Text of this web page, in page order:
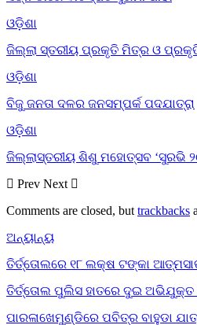
ଓଡ଼ିଶା
ଜିଲ୍ଲା ସ୍ତରୀୟ ପ୍ରକୃତି ମିତ୍ର ଓ
ଓଡ଼ିଶା
ବିଜୁ ଜନତା ଦଳର ଜନସମ୍ପର୍କ ପଦଯାତ୍ରା
ଓଡ଼ିଶା
ଜିଲ୍ଲାସ୍ତରୀୟ ଶିଶୁ ମହୋତ୍ସବ ‘ସୁରଭି
Prev Next
Comments are closed, but trackbacks
ଅନ୍ୟାନ୍ୟ
ତିର୍ତ୍ତୋଲରେ ୧୮ ଲକ୍ଷ ଟଙ୍କା
ତିର୍ତ୍ତୋଲ ପୁଲିସ ହାତରେ ଦୁଇ
ପାରଳାଖେମୁଣ୍ଡିରେ ପବିତ୍ର ବାହୁଡା